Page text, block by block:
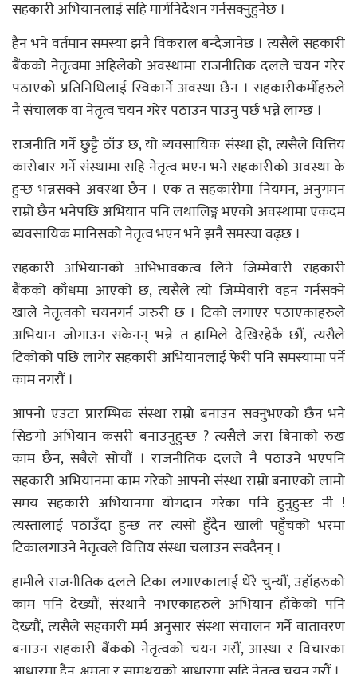
सहकारी अभियानलाई सहि मार्गनिर्देशन गर्नसक्नुहुनेछ ।
हैन भने वर्तमान समस्या झनै विकराल बन्दैजानेछ । त्यसैले सहकारी
बैंकको नेतृत्वमा अहिलेको अवस्थामा राजनीतिक दलले चयन गरेर
पठाएको प्रतिनिधिलाई स्विकार्ने अवस्था छैन । सहकारीकर्मीहरुले
नै संचालक वा नेतृत्व चयन गरेर पठाउन पाउनु पर्छ भन्ने लाग्छ ।
राजनीति गर्ने छुट्टै ठाँउ छ, यो ब्यवसायिक संस्था हो, त्यसैले वित्तिय
कारोबार गर्ने संस्थामा सहि नेतृत्व भएन भने सहकारीको अवस्था के
हुन्छ भन्नसक्ने अवस्था छैन । एक त सहकारीमा नियमन, अनुगमन
राम्रो छैन भनेपछि अभियान पनि लथालिङ्ग भएको अवस्थामा एकदम
ब्यवसायिक मानिसको नेतृत्व भएन भने झनै समस्या वढ्छ ।
सहकारी अभियानको अभिभावकत्व लिने जिम्मेवारी सहकारी
बैंकको काँधमा आएको छ, त्यसैले त्यो जिम्मेवारी वहन गर्नसक्ने
खाले नेतृत्वको चयनगर्न जरुरी छ । टिको लगाएर पठाएकाहरुले
अभियान जोगाउन सकेनन् भन्ने त हामिले देखिरहेकै छौं, त्यसैले
टिकोको पछि लागेर सहकारी अभियानलाई फेरी पनि समस्यामा पर्ने
काम नगरौं ।
आफ्नो एउटा प्रारम्भिक संस्था राम्रो बनाउन सक्नुभएको छैन भने
सिङगो अभियान कसरी बनाउनुहुन्छ ? त्यसैले जरा बिनाको रुख
काम छैन, सबैले सोचौं । राजनीतिक दलले नै पठाउने भएपनि
सहकारी अभियानमा काम गरेको आफ्नो संस्था राम्रो बनाएको लामो
समय सहकारी अभियानमा योगदान गरेका पनि हुनुहुन्छ नी !
त्यस्तालाई पठाउँदा हुन्छ तर त्यसो हुँदैन खाली पहुँचको भरमा
टिकालगाउने नेतृत्वले वित्तिय संस्था चलाउन सक्दैनन् ।
हामीले राजनीतिक दलले टिका लगाएकालाई धेरै चुन्यौं, उहाँहरुको
काम पनि देख्यौं, संस्थानै नभएकाहरुले अभियान हाँकेको पनि
देख्यौं, त्यसैले सहकारी मर्म अनुसार संस्था संचालन गर्ने बातावरण
बनाउन सहकारी बैंकको नेतृत्वको चयन गरौं, आस्था र विचारका